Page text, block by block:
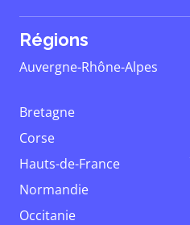
Régions
Auvergne-Rhône-Alpes
Bretagne
Corse
Hauts-de-France
Normandie
Occitanie